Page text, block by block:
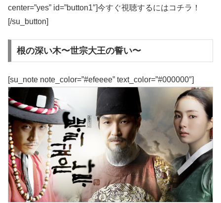
center=”yes” id=”button1″]今すぐ視聴するにはコチラ！
[/su_button]
根の深い木〜世宗大王の誓い〜
[su_note note_color=”#efeeee” text_color=”#000000″]